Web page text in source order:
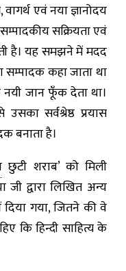
एवं नया ज्ञानोदय
सक्रियता एवं
है। यह समझने में मदद
सम्पादक कहा जाता था
नयी जान फूँक देता था।
सर्वश्रेष्ठ प्रयास
बनाता है।
छुटी शराब’ को मिली
जी द्वारा लिखित अन्य
दिया गया, जितने की वे
कि हिन्दी साहित्य के